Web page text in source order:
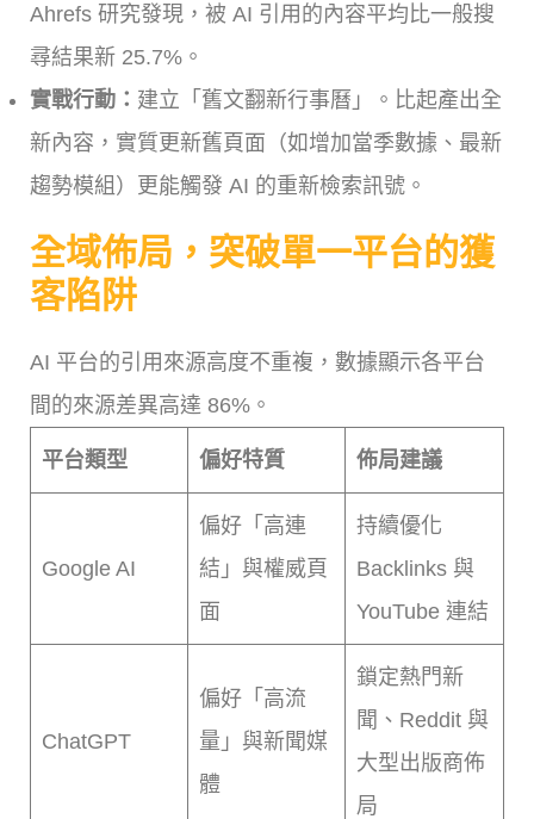
Ahrefs 研究發現，被 AI 引用的內容平均比一般搜
尋結果新 25.7%。
實戰行動： 建立「舊文翻新行事曆」。比起產出全
新內容，實質更新舊頁面（如增加當季數據、最新
趨勢模組）更能觸發 AI 的重新檢索訊號。
全域佈局，突破單一平台的獲
客陷阱
AI 平台的引用來源高度不重複，數據顯示各平台
間的來源差異高達 86%。
平台類型 偏好特質 佈局建議
Google AI
偏好「高連
結」與權威頁
面
持續優化
Backlinks 與
YouTube 連結
ChatGPT
偏好「高流
量」與新聞媒
體
鎖定熱門新
聞、Reddit 與
大型出版商佈
局